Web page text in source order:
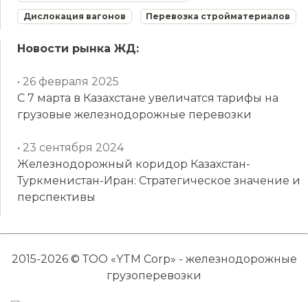
Дислокация вагонов Перевозка стройматериалов
Новости рынка ЖД:
• 26 февраля 2025
С 7 марта в Казахстане увеличатся тарифы на
грузовые железнодорожные перевозки
• 23 сентября 2024
Железнодорожный коридор Казахстан-
Туркменистан-Иран: Стратегическое значение и
перспективы
2015-2026 © ТОО «YTM Corp» - железнодорожные
грузоперевозки